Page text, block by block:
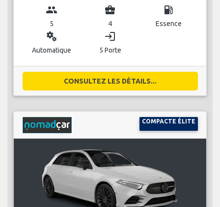
group
5
business_center
4
local_gas_station
Essence
miscellaneous_services
Automatique
login
5 Porte
CONSULTEZ LES DÉTAILS...
COMPACTE ÉLITE